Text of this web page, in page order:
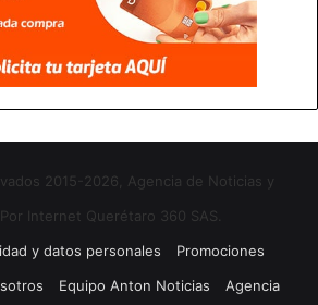
2015-2026, Agencia de Noticias y
Internet Querétaro 360 SAS.
y datos personales
Promociones
Equipo Anton Noticias Agencia